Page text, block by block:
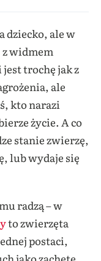
dziecko, ale w
widmem
trochę jak z
ale
kto narazi
życie. A co
stanie zwierzę,
lub wydaje się
radzą – w
to zwierzęta
postaci,